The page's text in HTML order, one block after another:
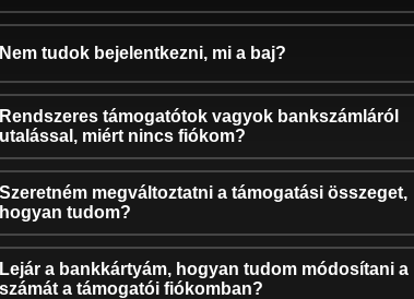
Nem tudok bejelentkezni, mi a baj?
Rendszeres támogatótok vagyok bankszámláról
utalással, miért nincs fiókom?
Szeretném megváltoztatni a támogatási összeget,
hogyan tudom?
Lejár a bankkártyám, hogyan tudom módosítani a
számát a támogatói fiókomban?